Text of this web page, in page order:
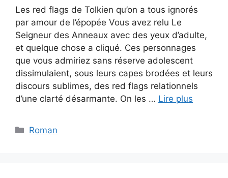
Les red flags de Tolkien qu’on a tous ignorés
par amour de l’épopée Vous avez relu Le
Seigneur des Anneaux avec des yeux d’adulte,
et quelque chose a cliqué. Ces personnages
que vous admiriez sans réserve adolescent
dissimulaient, sous leurs capes brodées et leurs
discours sublimes, des red flags relationnels
d’une clarté désarmante. On les … Lire plus
Catégories
Roman